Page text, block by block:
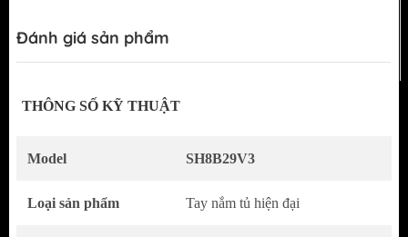
Tinh tế trong từng chi tiết – Điểm nhấn hoàn
Đánh giá sản phẩm
THÔNG SỐ KỸ THUẬT
Model SH8B29V3
Loại sản phẩm Tay nắm tủ hiện đại